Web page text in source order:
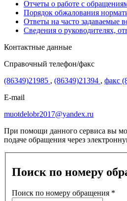
Отчеты о работе с
Порядок обжалования
Ответы на часто задаваемые
Сведения о руководителях,
Контактные данные
Справочный телефон/факс
(86349)21985 , (86349)21394 , факс
E-mail
muotdelobr2017@yandex.ru
При помощи данного сервиса вы
подаче обращения через
Поиск по номеру
Поиск по номеру обращения *